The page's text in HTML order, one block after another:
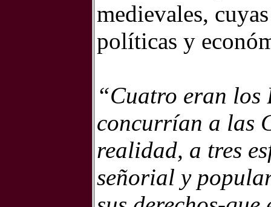
medievales,
políticas y
“Cuatro eran los
concurrían a las
realidad, a tres
señorial y